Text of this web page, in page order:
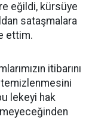
eğildi, kürsüye
sataşmalara
ettim.
itibarını
lekeyi hak